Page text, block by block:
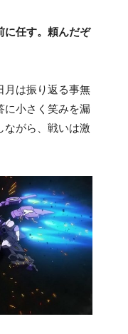
に任す。頼んだぞ
月は振り返る事無
に小さく笑みを漏
ながら、戦いは激